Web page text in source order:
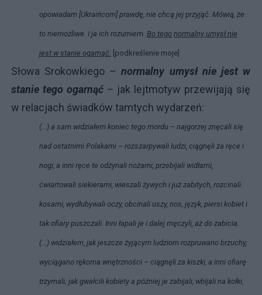
opowiadam [Ukraińcom] prawdę, nie chcą jej przyjąć. Mówią, że
to niemożliwe. I ja ich rozumiem. Bo tego normalny umysł nie
jest w stanie ogarnąć. [podkreślenie moje]
Słowa Srokowkiego –normalny umysł nie jest w
stanie tego ogarnąć– jak lejtmotyw przewijają się
w relacjach świadków tamtych wydarzeń:
(...) a sam widziałem koniec tego mordu – najgorzej znęcali się
nad ostatnimi Polakami – rozszarpywali ludzi, ciągnęli za ręce i
nogi, a inni ręce te odżynali nożami, przebijali widłami,
ćwiartowali siekierami, wieszali żywych i już zabitych, rozcinali
kosami, wydłubywali oczy, obcinali uszy, nos, język, piersi kobiet i
tak ofiary puszczali. Inni łapali je i dalej męczyli, aż do zabicia.
(...) widziałem, jak jeszcze żyjącym ludziom rozpruwano brzuchy,
wyciągano rękoma wnętrzności – ciągnęli za kiszki, a inni ofiarę
trzymali; jak gwałcili kobiety a później je zabijali, wbijali na kołki,